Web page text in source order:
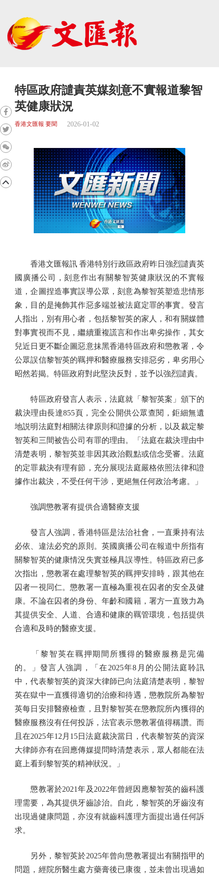
特區政府譴責英媒刻意不實報道黎智
英健康狀況
香港文匯報 要聞 2026-01-02
香港文匯報訊 香港特別行政區政府昨日強烈譴責英
國廣播公司，刻意作出有關黎智英健康狀況的不實報
道，企圖捏造事實誤導公眾，刻意為黎智英塑造悲情形
象，目的是掩飾其作惡多端並被法庭定罪的事實。發言
人指出，別有用心者，包括黎智英的家人，和有關媒體
對事實視而不見，繼續重複謊言和作出卑劣操作，其女
兒近日更不斷企圖惡意抹黑香港特區政府和懲教署，令
公眾誤信黎智英的羈押和醫療服務安排惡劣，卑劣用心
昭然若揭。特區政府對此堅決反對，並予以強烈譴責。
特區政府發言人表示，法庭就「黎智英案」頒下的
裁決理由長達855頁，完全公開供公眾查閱，鉅細無遺
地説明法庭對相關法律原則和證據的分析，以及裁定黎
智英和三間被告公司有罪的理由。「法庭在裁決理由中
清楚表明，黎智英並非因其政治觀點或信念受審。法庭
的定罪裁決有理有節，充分展現法庭嚴格依照法律和證
據作出裁決，不受任何干涉，更絕無任何政治考慮。」
強調懲教署有提供合適醫療支援
發言人強調，香港特區是法治社會，一直秉持有法
必依、違法必究的原則。英國廣播公司在報道中所指有
關黎智英的健康情況失實並極具誤導性。特區政府已多
次指出，懲教署在處理黎智英的羈押安排時，跟其他在
囚者一視同仁。懲教署一直極為重視在囚者的安全及健
康。不論在囚者的身份、年齡和國籍，署方一直致力為
其提供安全、人道、合適和健康的羈管環境，包括提供
合適和及時的醫療支援。
「黎智英在羈押期間所獲得的醫療服務是完備
的。」發言人強調，「在2025年8月的公開法庭聆訊
中，代表黎智英的資深大律師已向法庭清楚表明，黎智
英在獄中一直獲得適切的治療和待遇，懲教院所為黎智
英每日安排醫療檢查，且對黎智英在懲教院所內獲得的
醫療服務沒有任何投訴，法官表示懲教署值得稱讚。而
且在2025年12月15日法庭裁決當日，代表黎智英的資深
大律師亦有在回應傳媒提問時清楚表示，眾人都能在法
庭上看到黎智英的精神狀況。」
懲教署於2021年及2022年曾經因應黎智英的齒科護
理需要，為其提供牙齒診治。自此，黎智英的牙齒沒有
出現過健康問題，亦沒有就齒科護理方面提出過任何訴
求。
另外，黎智英於2025年曾向懲教署提出有關指甲的
問題，經院所醫生處方藥膏後已康復，並未曾出現過如